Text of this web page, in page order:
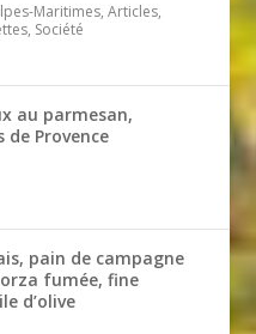
Maritimes, Articles,
Société
au parmesan,
de Provence
pain de campagne
fumée, fine
d’olive